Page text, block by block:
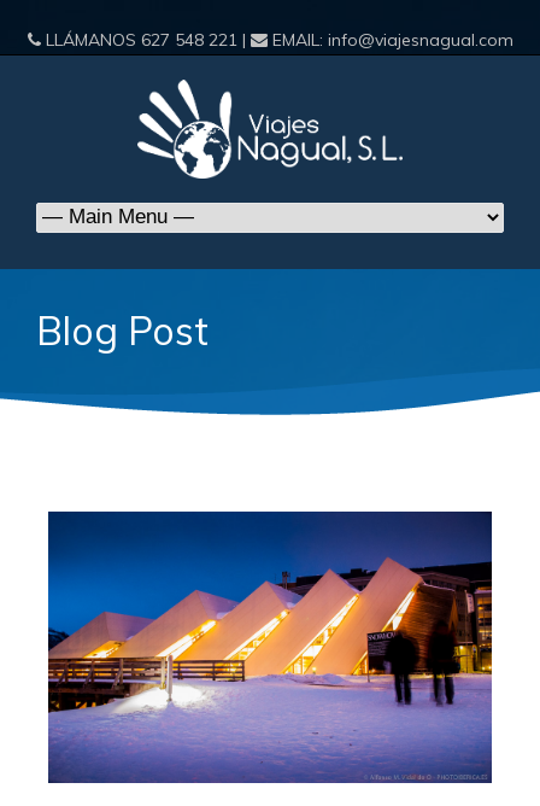
LLÁMANOS 627 548 221| EMAIL: info@viajesnagual.com
Blog Post